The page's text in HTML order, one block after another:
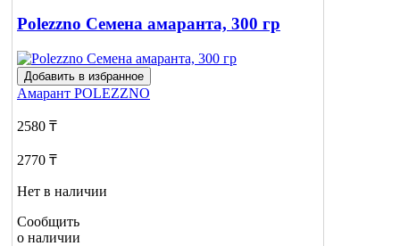
Polezzno Семена амаранта, 300 гр
Добавить в избранное
Амарант POLEZZNO
2580 ₸
2770 ₸
Нет в наличии
Сообщить
о наличии